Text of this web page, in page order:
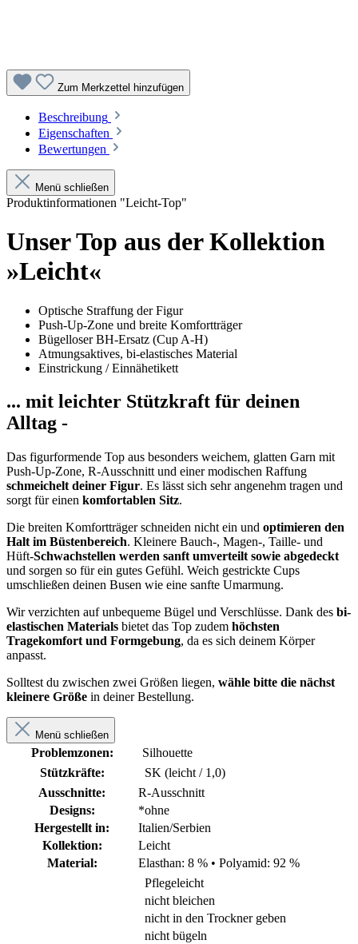
Zum Merkzettel hinzufügen
Beschreibung
Eigenschaften
Bewertungen
Menü schließen
Produktinformationen "Leicht-Top"
Unser Top aus der Kollektion
»Leicht«
Optische Straffung der Figur
Push-Up-Zone und breite Komfortträger
Bügelloser BH-Ersatz (Cup A-H)
Atmungsaktives, bi-elastisches Material
Einstrickung / Einnähetikett
... mit leichter Stützkraft für deinen
Alltag -
Das figurformende Top aus besonders weichem, glatten Garn mit
Push-Up-Zone, R-Ausschnitt und einer modischen Raffung
schmeichelt deiner Figur. Es lässt sich sehr angenehm tragen und
sorgt für einen komfortablen Sitz.
Die breiten Komfortträger schneiden nicht ein und optimieren den
Halt im Büstenbereich. Kleinere Bauch-, Magen-, Taille- und
Hüft-Schwachstellen werden sanft umverteilt sowie abgedeckt
und sorgen so für ein gutes Gefühl. Weich gestrickte Cups
umschließen deinen Busen wie eine sanfte Umarmung.
Wir verzichten auf unbequeme Bügel und Verschlüsse. Dank des bi-
elastischen Materials bietet das Top zudem höchsten
Tragekomfort und Formgebung, da es sich deinem Körper
anpasst.
Solltest du zwischen zwei Größen liegen, wähle bitte die nächst
kleinere Größe in deiner Bestellung.
Menü schließen
Problemzonen:
Silhouette
Stützkräfte:
SK (leicht / 1,0)
Ausschnitte:
R-Ausschnitt
Designs:
*ohne
Hergestellt in:
Italien/Serbien
Kollektion:
Leicht
Material:
Elasthan: 8 % • Polyamid: 92 %
Pflegeleicht
nicht bleichen
nicht in den Trockner geben
nicht bügeln